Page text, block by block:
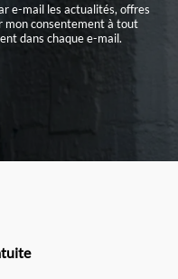
e-mail les actualités, offres
mon consentement à tout
dans chaque e-mail.